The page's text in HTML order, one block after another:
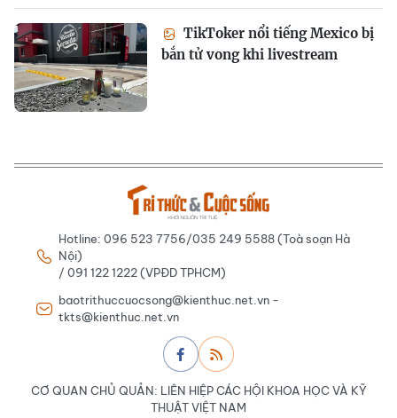
TikToker nổi tiếng Mexico bị
bắn tử vong khi livestream
Hotline: 096 523 7756/035 249 5588 (Toà soạn Hà
Nội)
/ 091 122 1222 (VPĐD TPHCM)
baotrithuccuocsong@kienthuc.net.vn -
tkts@kienthuc.net.vn
CƠ QUAN CHỦ QUẢN: LIÊN HIỆP CÁC HỘI KHOA HỌC VÀ KỸ
THUẬT VIỆT NAM